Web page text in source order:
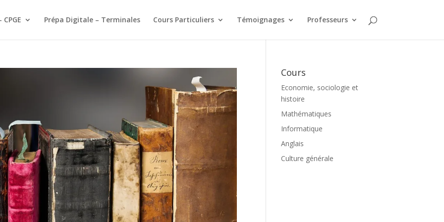
Prépa Digitale – Terminales Cours Particuliers Témoignages Professeurs
Cours
Economie, sociologie et
histoire
Mathématiques
Informatique
Anglais
Culture générale